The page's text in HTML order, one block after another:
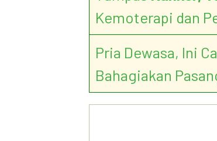
Kemoterapi dan
Pria Dewasa, Ini
Bahagiakan